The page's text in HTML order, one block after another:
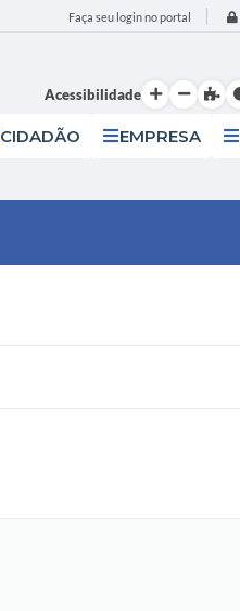
Faça seu login no portal
Acessibilidade
CIDADÃO EMPRESA